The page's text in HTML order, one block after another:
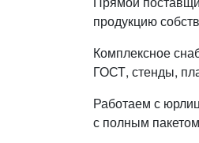
продукцию
Комплексное
ГОСТ, стенды,
Работаем с
с полным